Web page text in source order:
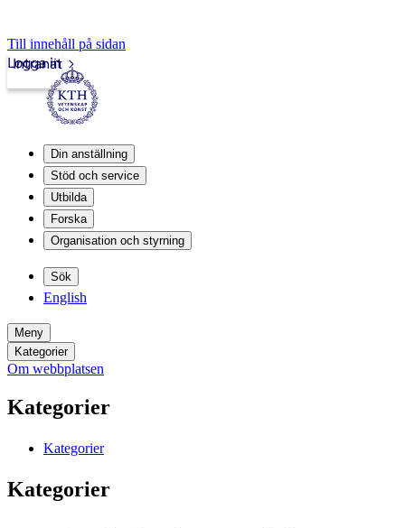
Till innehåll på sidan
Intranät
Logga in
Din anställning
Stöd och service
Utbilda
Forska
Organisation och styrning
Sök
English
Meny
Kategorier
Om webbplatsen
Kategorier
Kategorier
Kategorier